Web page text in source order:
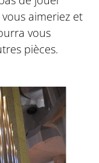
aimeriez et
vous
pièces.